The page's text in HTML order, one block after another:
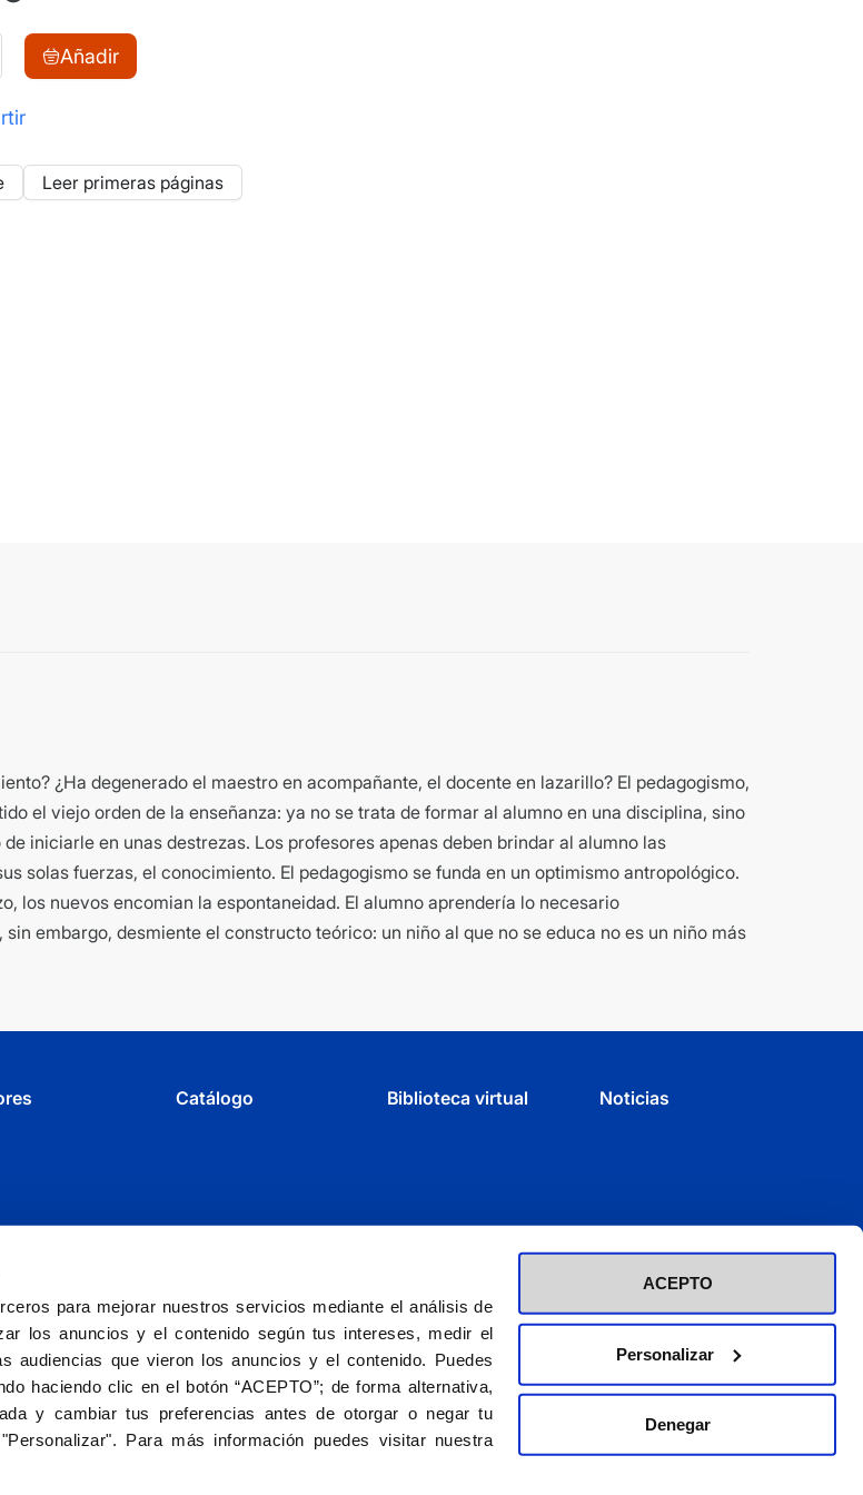
para mejorar nuestros servicios mediante el análisis de
los anuncios y el contenido según tus intereses, medir el
audiencias que vieron los anuncios y el contenido. Puedes
haciendo clic en el botón “ACEPTO”; de forma alternativa,
y cambiar tus preferencias antes de otorgar o negar tu
Para más información puedes visitar nuestra
ACEPTO
Personalizar
Denegar
Añadir
Leer primeras páginas
¿Ha degenerado el maestro en acompañante, el docente en lazarillo? El pedagogismo,
el viejo orden de la enseñanza: ya no se trata de formar al alumno en una disciplina, sino
iniciarle en unas destrezas. Los profesores apenas deben brindar al alumno las
solas fuerzas, el conocimiento. El pedagogismo se funda en un optimismo antropológico.
los nuevos encomian la espontaneidad. El alumno aprendería lo necesario
embargo, desmiente el constructo teórico: un niño al que no se educa no es un niño más
Catálogo Biblioteca virtual Noticias
Fundación Universitaria San Pablo CEU - entidad inscrita en el Registro de Fundaciones con el nº 60 / CIF (G-28423275)
El CEU es una obra de la Asociación Católica de Propagandistas